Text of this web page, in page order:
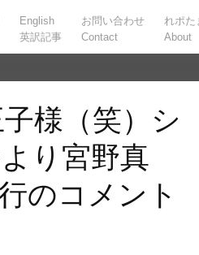
English
英訳記事
お問い合わせ
Contact
れポた
About
様（笑）シ
り宮野真
のコメント